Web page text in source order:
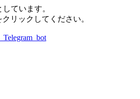
ています。
リックしてください。